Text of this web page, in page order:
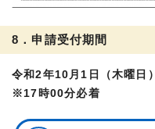
8．申請受付期間
令和2年10月1日（木曜
※17時00分必着